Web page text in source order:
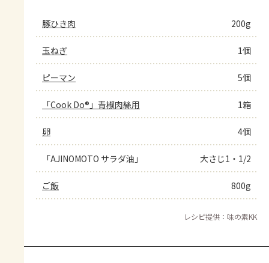
豚ひき肉 200g
玉ねぎ 1個
ピーマン 5個
「Cook Do®」青椒肉絲用 1箱
卵 4個
「AJINOMOTO サラダ油」 大さじ1・1/2
ご飯 800g
レシピ提供：味の素KK